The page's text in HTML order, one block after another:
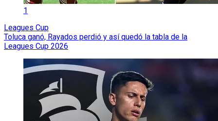
1
Leagues Cup
Toluca ganó, Rayados perdió y así quedó la tabla de la
Leagues Cup 2026